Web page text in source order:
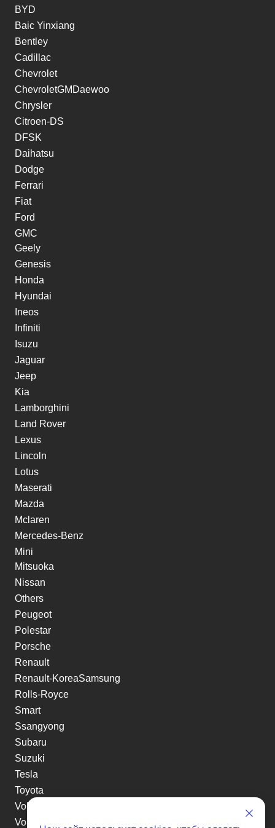
BYD
Baic Yinxiang
Bentley
Cadillac
Chevrolet
ChevroletGMDaewoo
Chrysler
Citroen-DS
DFSK
Daihatsu
Dodge
Ferrari
Fiat
Ford
GMC
Geely
Genesis
Honda
Hyundai
Ineos
Infiniti
Isuzu
Jaguar
Jeep
Kia
Lamborghini
Land Rover
Lexus
Lincoln
Lotus
Maserati
Mazda
Mclaren
Mercedes-Benz
Mini
Mitsuoka
Nissan
Others
Peugeot
Polestar
Porsche
Renault
Renault-KoreaSamsung
Rolls-Royce
Smart
Ssangyong
Subaru
Suzuki
Tesla
Toyota
Volkswagen
Volvo